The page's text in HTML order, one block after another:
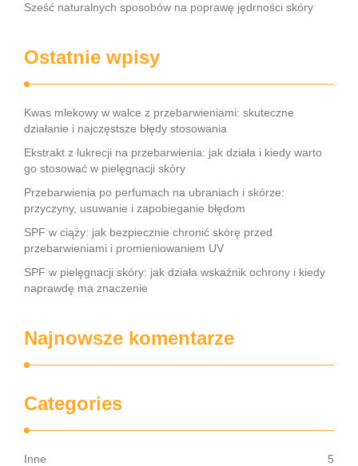
Sześć naturalnych sposobów na poprawę jędrności skóry
Ostatnie wpisy
Kwas mlekowy w walce z przebarwieniami: skuteczne
działanie i najczęstsze błędy stosowania
Ekstrakt z lukrecji na przebarwienia: jak działa i kiedy warto
go stosować w pielęgnacji skóry
Przebarwienia po perfumach na ubraniach i skórze:
przyczyny, usuwanie i zapobieganie błędom
SPF w ciąży: jak bezpiecznie chronić skórę przed
przebarwieniami i promieniowaniem UV
SPF w pielęgnacji skóry: jak działa wskaźnik ochrony i kiedy
naprawdę ma znaczenie
Najnowsze komentarze
Categories
Inne
5